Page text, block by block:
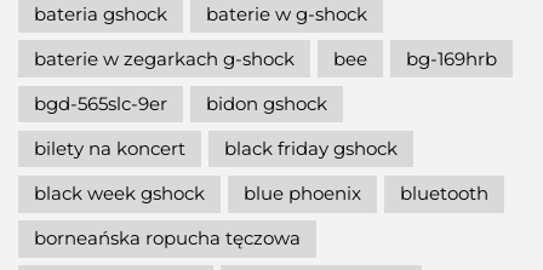
bateria gshock
baterie w g-shock
baterie w zegarkach g-shock
bee
bg-169hrb
bgd-565slc-9er
bidon gshock
bilety na koncert
black friday gshock
black week gshock
blue phoenix
bluetooth
borneańska ropucha tęczowa